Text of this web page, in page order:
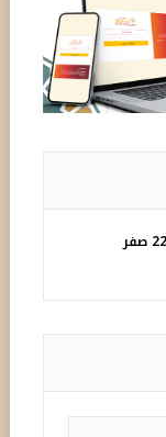
الموافق 22 صفر